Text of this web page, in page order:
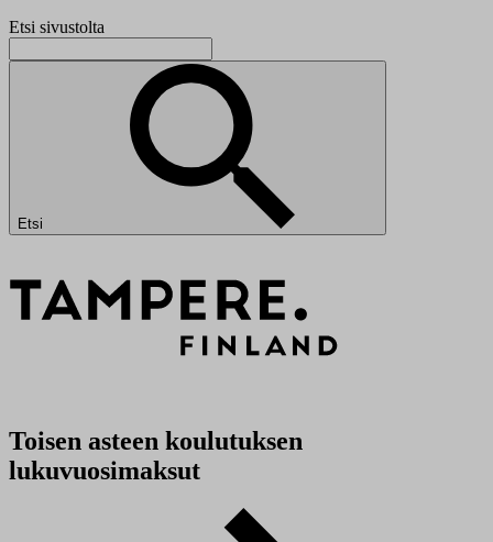
Etsi sivustolta
Etsi
Toisen asteen koulutuksen
lukuvuosimaksut